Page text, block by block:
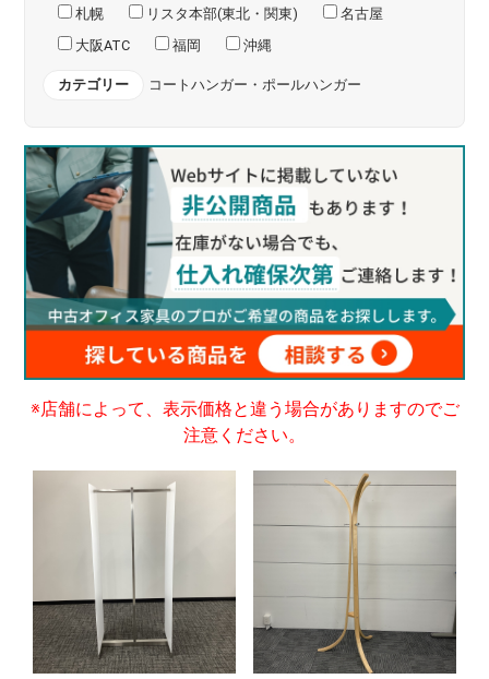
札幌
リスタ本部(東北・関東)
名古屋
大阪ATC
福岡 沖縄
カテゴリー コートハンガー・ポールハンガー
※店舗によって、表示価格と違う場合がありますのでご
注意ください。